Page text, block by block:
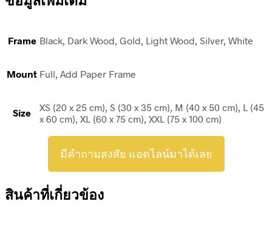
Frame Black, Dark Wood, Gold, Light Wood, Silver, White
Mount Full, Add Paper Frame
Size
XS (20 x 25 cm), S (30 x 35 cm), M (40 x 50 cm), L (45
x 60 cm), XL (60 x 75 cm), XXL (75 x 100 cm)
มีคำถามสงสัย แอดไลน์มาได้เลย
สินค้าที่เกี่ยวข้อง